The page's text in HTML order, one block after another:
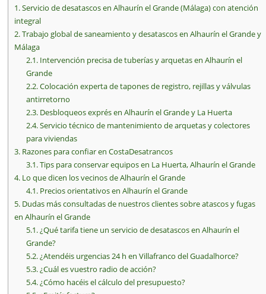
1.Servicio de desatascos en Alhaurín el Grande (Málaga) con atención
integral
2.Trabajo global de saneamiento y desatascos en Alhaurín el Grande y
Málaga
2.1.Intervención precisa de tuberías y arquetas en Alhaurín el
Grande
2.2.Colocación experta de tapones de registro, rejillas y válvulas
antirretorno
2.3.Desbloqueos exprés en Alhaurín el Grande y La Huerta
2.4.Servicio técnico de mantenimiento de arquetas y colectores
para viviendas
3.Razones para confiar en CostaDesatrancos
3.1.Tips para conservar equipos en La Huerta, Alhaurín el Grande
4.Lo que dicen los vecinos de Alhaurín el Grande
4.1.Precios orientativos en Alhaurín el Grande
5.Dudas más consultadas de nuestros clientes sobre atascos y fugas
en Alhaurín el Grande
5.1.¿Qué tarifa tiene un servicio de desatascos en Alhaurín el
Grande?
5.2.¿Atendéis urgencias 24 h en Villafranco del Guadalhorce?
5.3.¿Cuál es vuestro radio de acción?
5.4.¿Cómo hacéis el cálculo del presupuesto?